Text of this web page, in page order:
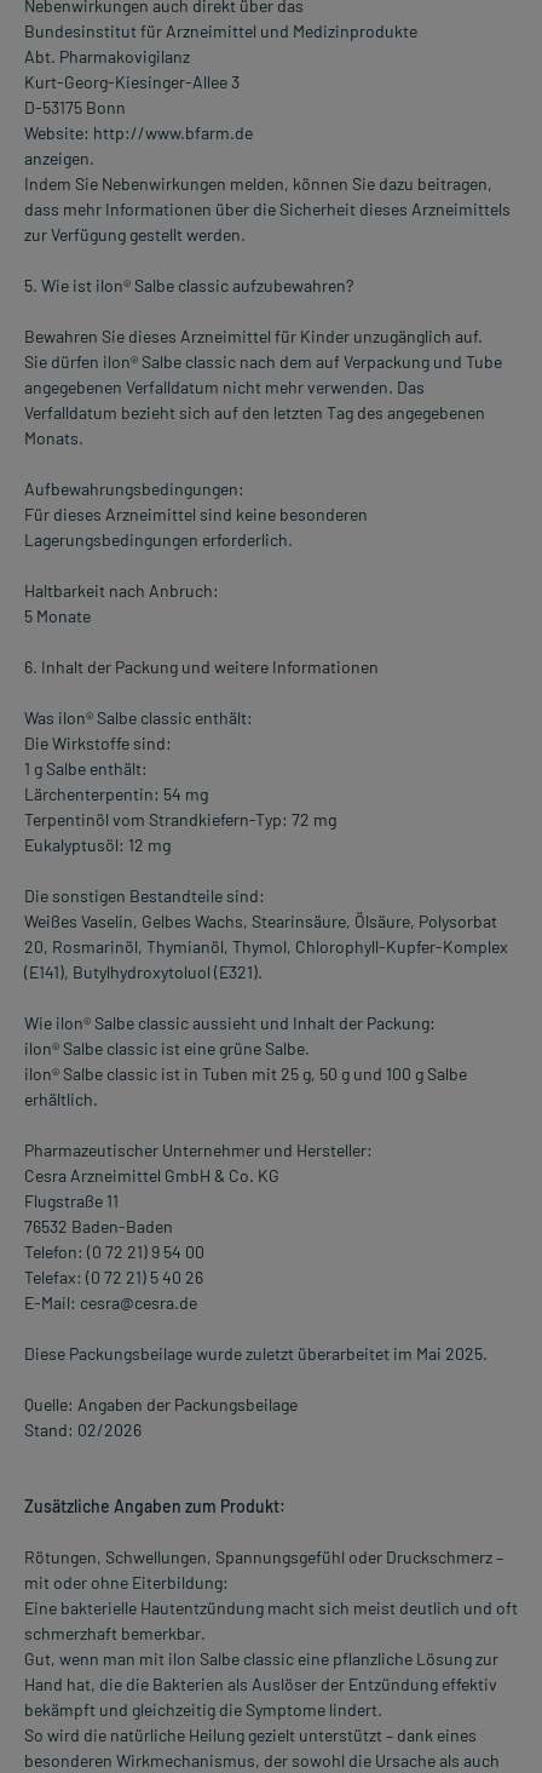
Nebenwirkungen auch direkt über das
Bundesinstitut für Arzneimittel und Medizinprodukte
Abt. Pharmakovigilanz
Kurt-Georg-Kiesinger-Allee 3
D-53175 Bonn
Website: http://www.bfarm.de
anzeigen.
Indem Sie Nebenwirkungen melden, können Sie dazu beitragen,
dass mehr Informationen über die Sicherheit dieses Arzneimittels
zur Verfügung gestellt werden.
5. Wie ist ilon® Salbe classic aufzubewahren?
Bewahren Sie dieses Arzneimittel für Kinder unzugänglich auf.
Sie dürfen ilon® Salbe classic nach dem auf Verpackung und Tube
angegebenen Verfalldatum nicht mehr verwenden. Das
Verfalldatum bezieht sich auf den letzten Tag des angegebenen
Monats.
Aufbewahrungsbedingungen:
Für dieses Arzneimittel sind keine besonderen
Lagerungsbedingungen erforderlich.
Haltbarkeit nach Anbruch:
5 Monate
6. Inhalt der Packung und weitere Informationen
Was ilon® Salbe classic enthält:
Die Wirkstoffe sind:
1 g Salbe enthält:
Lärchenterpentin: 54 mg
Terpentinöl vom Strandkiefern-Typ: 72 mg
Eukalyptusöl: 12 mg
Die sonstigen Bestandteile sind:
Weißes Vaselin, Gelbes Wachs, Stearinsäure, Ölsäure, Polysorbat
20, Rosmarinöl, Thymianöl, Thymol, Chlorophyll-Kupfer-Komplex
(E141), Butylhydroxytoluol (E321).
Wie ilon® Salbe classic aussieht und Inhalt der Packung:
ilon® Salbe classic ist eine grüne Salbe.
ilon® Salbe classic ist in Tuben mit 25 g, 50 g und 100 g Salbe
erhältlich.
Pharmazeutischer Unternehmer und Hersteller:
Cesra Arzneimittel GmbH & Co. KG
Flugstraße 11
76532 Baden-Baden
Telefon: (0 72 21) 9 54 00
Telefax: (0 72 21) 5 40 26
E-Mail: cesra@cesra.de
Diese Packungsbeilage wurde zuletzt überarbeitet im Mai 2025.
Quelle: Angaben der Packungsbeilage
Stand: 02/2026
Zusätzliche Angaben zum Produkt:
Rötungen, Schwellungen, Spannungsgefühl oder Druckschmerz –
mit oder ohne Eiterbildung:
Eine bakterielle Hautentzündung macht sich meist deutlich und oft
schmerzhaft bemerkbar.
Gut, wenn man mit ilon Salbe classic eine pflanzliche Lösung zur
Hand hat, die die Bakterien als Auslöser der Entzündung effektiv
bekämpft und gleichzeitig die Symptome lindert.
So wird die natürliche Heilung gezielt unterstützt – dank eines
besonderen Wirkmechanismus, der sowohl die Ursache als auch